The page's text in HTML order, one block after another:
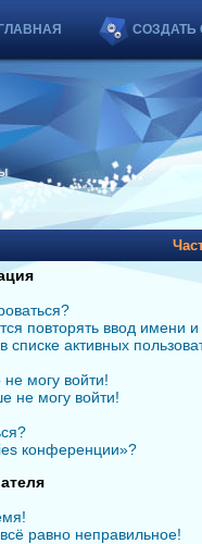
ГЛАВНАЯ СОЗДАТЬ
повторять ввод имени
списке активных
не могу войти!
не могу войти!
конференции»?
равно неправильное!